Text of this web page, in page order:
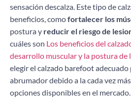
sensación descalza. Este tipo de
beneficios, comofortalecer los
postura y reducir el riesgo de
cuáles son Los beneficios del
desarrollo muscular y la postura de
elegir el calzado barefoot
abrumador debido a la cada vez
opciones disponibles en el